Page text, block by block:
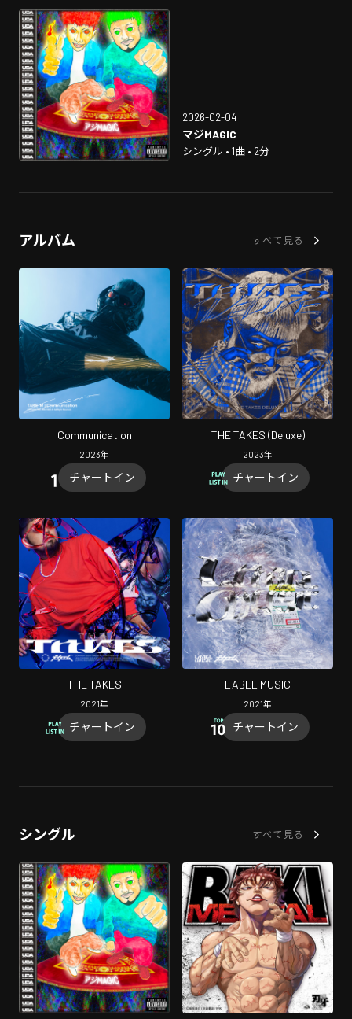
2026-02-04
マジMAGIC
シングル • 1曲 • 2分
アルバム すべて見る
Communication
2023年
チャートイン
THE TAKES (Deluxe)
2023年
チャートイン
THE TAKES
2021年
チャートイン
LABEL MUSIC
2021年
チャートイン
シングル すべて見る